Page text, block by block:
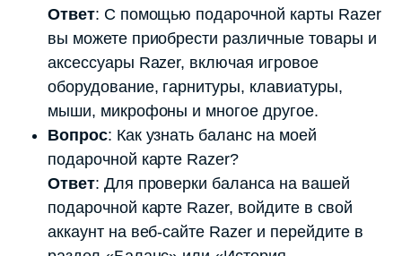
Ответ: С помощью подарочной карты Razer
вы можете приобрести различные товары и
аксессуары Razer, включая игровое
оборудование, гарнитуры, клавиатуры,
мыши, микрофоны и многое другое.
Вопрос: Как узнать баланс на моей
подарочной карте Razer?
Ответ: Для проверки баланса на вашей
подарочной карте Razer, войдите в свой
аккаунт на веб-сайте Razer и перейдите в